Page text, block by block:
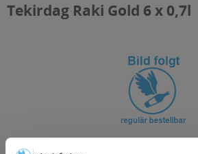
Tekirdag Raki Gold 6 x 0,7l